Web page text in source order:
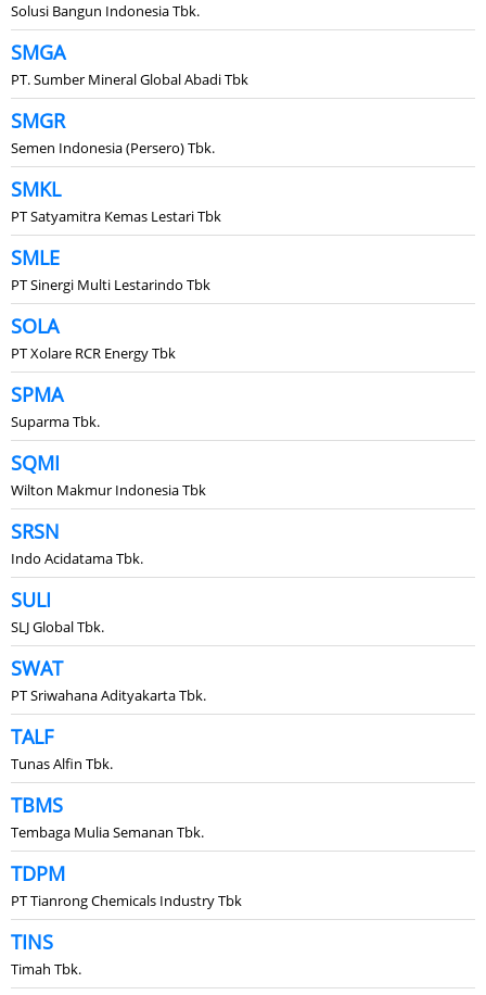
Solusi Bangun Indonesia Tbk.
SMGA
PT. Sumber Mineral Global Abadi Tbk
SMGR
Semen Indonesia (Persero) Tbk.
SMKL
PT Satyamitra Kemas Lestari Tbk
SMLE
PT Sinergi Multi Lestarindo Tbk
SOLA
PT Xolare RCR Energy Tbk
SPMA
Suparma Tbk.
SQMI
Wilton Makmur Indonesia Tbk
SRSN
Indo Acidatama Tbk.
SULI
SLJ Global Tbk.
SWAT
PT Sriwahana Adityakarta Tbk.
TALF
Tunas Alfin Tbk.
TBMS
Tembaga Mulia Semanan Tbk.
TDPM
PT Tianrong Chemicals Industry Tbk
TINS
Timah Tbk.